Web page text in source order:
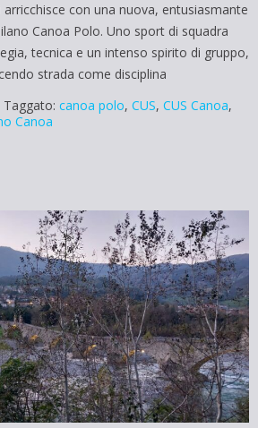
arricchisce con una nuova, entusiasmante
Canoa Polo. Uno sport di squadra
tecnica e un intenso spirito di gruppo,
strada come disciplina
Taggato: canoa polo, CUS, CUS Canoa,
Canoa